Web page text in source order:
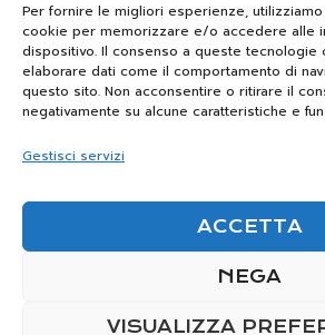
Per fornire le migliori esperienze,
cookie per memorizzare e/o accedere alle
dispositivo. Il consenso a queste tecnologie
elaborare dati come il comportamento di
questo sito. Non acconsentire o ritirare il
negativamente su alcune caratteristiche e
Gestisci servizi
ACCETTA
NEGA
VISUALIZZA
Scrivici per maggiori
appuntamenti in
+39 320 7133650